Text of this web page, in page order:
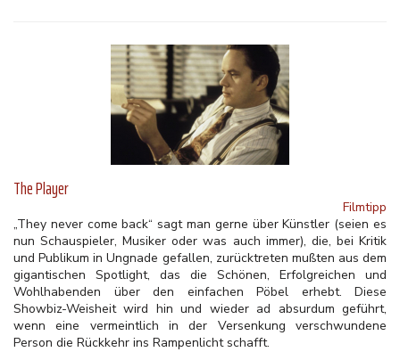
The Player
Filmtipp
„They never come back“ sagt man gerne über Künstler (seien es
nun Schauspieler, Musiker oder was auch immer), die, bei Kritik
und Publikum in Ungnade gefallen, zurücktreten mußten aus dem
gigantischen Spotlight, das die Schönen, Erfolgreichen und
Wohlhabenden über den einfachen Pöbel erhebt. Diese
Showbiz-Weisheit wird hin und wieder ad absurdum geführt,
wenn eine vermeintlich in der Versenkung verschwundene
Person die Rückkehr ins Rampenlicht schafft.